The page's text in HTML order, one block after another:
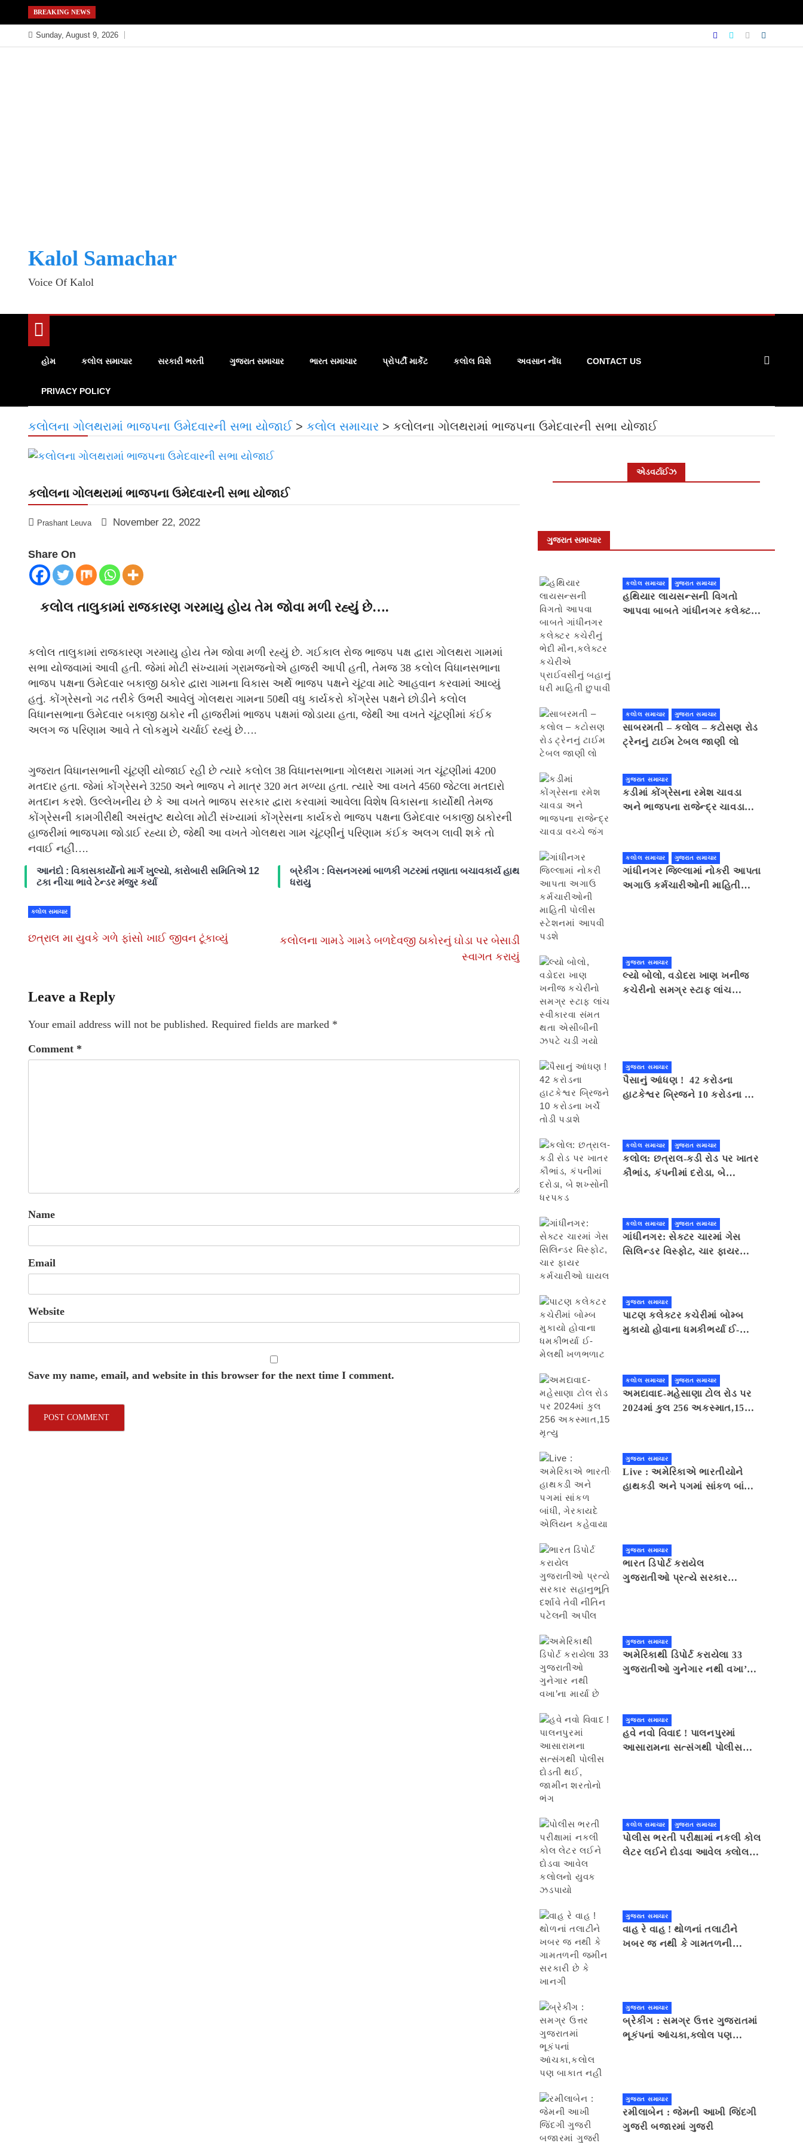
to
content
BREAKING NEWS
Sunday, August 9, 2026
Kalol Samachar
Voice Of Kalol
હોમ કલોલ સમાચાર સરકારી ભરતી ગુજરાત સમાચાર ભારત સમાચાર પ્રોપર્ટી માર્કેટ કલોલ વિશે અવસાન નોંધ CONTACT US
PRIVACY POLICY
કલોલના ગોલથરામાં ભાજપના ઉમેદવારની સભા યોજાઈ > કલોલ સમાચાર > કલોલના ગોલથરામાં ભાજપના ઉમેદવારની સભા યોજાઈ
કલોલના ગોલથરામાં ભાજપના ઉમેદવારની સભા યોજાઈ
Prashant Leuva November 22, 2022
Share On
કલોલ તાલુકામાં રાજકારણ ગરમાયુ હોય તેમ જોવા મળી રહ્યું છે….
કલોલ તાલુકામાં રાજકારણ ગરમાયુ હોય તેમ જોવા મળી રહ્યું છે. ગઈકાલ રોજ ભાજપ પક્ષ દ્વારા ગોલથરા ગામમાં
સભા યોજવામાં આવી હતી. જેમાં મોટી સંખ્યામાં ગ્રામજનોએ હાજરી આપી હતી, તેમજ 38 કલોલ વિધાનસભાના
ભાજપ પક્ષના ઉમેદવાર બકાજી ઠાકોર દ્વારા ગામના વિકાસ અર્થે ભાજપ પક્ષને ચૂંટવા માટે આહવાન કરવામાં આવ્યું
હતું. કોંગ્રેસનો ગઢ તરીકે ઉભરી આવેલું ગોલથરા ગામના 50થી વધુ કાર્યકરો કોંગ્રેસ પક્ષને છોડીને કલોલ
વિધાનસભાના ઉમેદવાર બકાજી ઠાકોર ની હાજરીમાં ભાજપ પક્ષમાં જોડાયા હતા, જેથી આ વખતે ચૂંટણીમાં કંઈક
અલગ જ પરિણામ આવે તે લોકમુખે ચર્ચાઈ રહ્યું છે….
ગુજરાત વિધાનસભાની ચૂંટણી યોજાઈ રહી છે ત્યારે કલોલ 38 વિધાનસભાના ગોલથરા ગામમાં ગત ચૂંટણીમાં 4200
મતદાર હતા. જેમાં કોંગ્રેસને 3250 અને ભાજપ ને માત્ર 320 મત મળ્યા હતા. ત્યારે આ વખતે 4560 જેટલા મતદારો
મતદાન કરશે. ઉલ્લેખનીય છે કે આ વખતે ભાજપ સરકાર દ્વારા કરવામાં આવેલા વિશેષ વિકાસના કાર્યોથી તેમજ
કોંગ્રેસની કામગીરીથી અસંતુષ્ટ થયેલા મોટી સંખ્યામાં કોંગ્રેસના કાર્યકરો ભાજપ પક્ષના ઉમેદવાર બકાજી ઠાકોરની
હાજરીમાં ભાજપમા જોડાઈ રહ્યા છે, જેથી આ વખતે ગોલથરા ગામ ચૂંટણીનું પરિણામ કંઈક અલગ લાવી શકે તો
નવાઈ નહીં….
આનંદો : વિકાસકાર્યોનો માર્ગ ખુલ્યો, કારોબારી સમિતિએ 12
ટકા નીચા ભાવે ટેન્ડર મંજુર કર્યા
બ્રેકીંગ : વિસનગરમાં બાળકી ગટરમાં તણાતા બચાવકાર્ય હાથ
ધરાયુ
કલોલ સમાચાર
છત્રાલ મા યુવકે ગળે ફાંસો ખાઈ જીવન ટૂંકાવ્યું
કલોલના ગામડે ગામડે બળદેવજી ઠાકોરનું ઘોડા પર બેસાડી
સ્વાગત કરાયું
Leave a Reply
Your email address will not be published. Required fields are marked *
Comment *
Name
Email
Website
Save my name, email, and website in this browser for the next time I comment.
એડવર્ટાઈઝ
ગુજરાત સમાચાર
કલોલ સમાચાર ગુજરાત સમાચાર
હથિયાર લાયસન્સની વિગતો
આપવા બાબતે ગાંધીનગર કલેક્ટર
કલોલ સમાચાર ગુજરાત સમાચાર
સાબરમતી – કલોલ – કટોસણ રોડ
ટ્રેનનું ટાઈમ ટેબલ જાણી લો
ગુજરાત સમાચાર
કડીમાં કોંગ્રેસના રમેશ ચાવડા
અને ભાજપના રાજેન્દ્ર ચાવડા
કલોલ સમાચાર ગુજરાત સમાચાર
ગાંધીનગર જિલ્લામાં નોકરી આપતા
અગાઉ કર્મચારીઓની માહિતી
ગુજરાત સમાચાર
લ્યો બોલો, વડોદરા ખાણ ખનીજ
કચેરીનો સમગ્ર સ્ટાફ લાંચ
ગુજરાત સમાચાર
પૈસાનું આંધણ ! 42 કરોડના
હાટકેશ્વર બ્રિજને 10 કરોડના ખર્ચે
કલોલ સમાચાર ગુજરાત સમાચાર
કલોલ: છત્રાલ-કડી રોડ પર ખાતર
કૌભાંડ, કંપનીમાં દરોડા, બે
કલોલ સમાચાર ગુજરાત સમાચાર
ગાંધીનગર: સેક્ટર ચારમાં ગેસ
સિલિન્ડર વિસ્ફોટ, ચાર ફાયર
ગુજરાત સમાચાર
પાટણ કલેકટર કચેરીમાં બોમ્બ
મુકાયો હોવાના ધમકીભર્યા ઈ-
કલોલ સમાચાર ગુજરાત સમાચાર
અમદાવાદ-મહેસાણા ટોલ રોડ પર
2024માં કુલ 256 અકસ્માત,15
ગુજરાત સમાચાર
Live : અમેરિકાએ ભારતીયોને
હાથકડી અને પગમાં સાંકળ બાંધી,
ગુજરાત સમાચાર
ભારત ડિપોર્ટ કરાયેલ
ગુજરાતીઓ પ્રત્યે સરકાર
ગુજરાત સમાચાર
અમેરિકાથી ડિપોર્ટ કરાયેલા 33
ગુજરાતીઓ ગુનેગાર નથી વખા’ના
ગુજરાત સમાચાર
હવે નવો વિવાદ ! પાલનપુરમાં
આસારામના સત્સંગથી પોલીસ
કલોલ સમાચાર ગુજરાત સમાચાર
પોલીસ ભરતી પરીક્ષામાં નકલી કોલ
લેટર લઈને દોડવા આવેલ કલોલનો
ગુજરાત સમાચાર
વાહ રે વાહ ! થોળનાં તલાટીને
ખબર જ નથી કે ગામતળની
ગુજરાત સમાચાર
બ્રેકીંગ : સમગ્ર ઉત્તર ગુજરાતમાં
ભૂકંપનાં આંચકા,કલોલ પણ
ગુજરાત સમાચાર
રમીલાબેન : જેમની આખી જિંદગી
ગુજરી બજારમાં ગુજરી